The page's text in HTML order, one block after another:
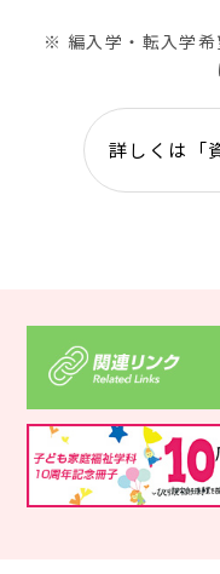
※ 編入学・転入学希
詳しくは「